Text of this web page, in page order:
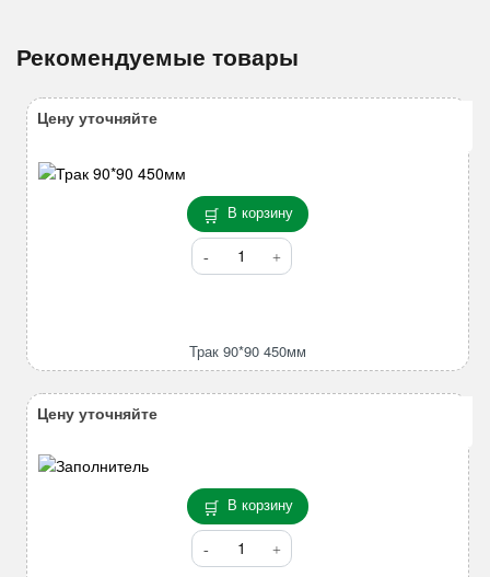
Рекомендуемые товары
В корзину
Количество
товара
Трак 90*90 450мм
Цену уточняйте
В корзину
Количество
товара
Цену уточняйте